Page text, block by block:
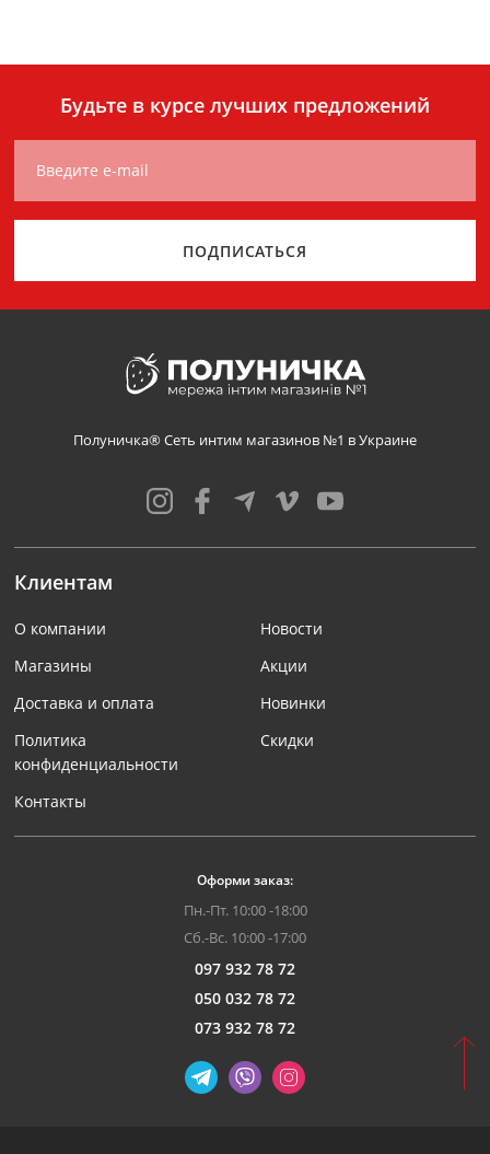
Будьте в курсе лучших предложений
Введите e-mail
ПОДПИСАТЬСЯ
Полуничка® Сеть интим магазинов №1 в Украине
Клиентам
О компании
Магазины
Доставка и оплата
Политика
конфиденциальности
Контакты
Новости
Акции
Новинки
Скидки
Оформи заказ:
Пн.-Пт. 10:00 -18:00
Сб.-Вс. 10:00 -17:00
097 932 78 72
050 032 78 72
073 932 78 72